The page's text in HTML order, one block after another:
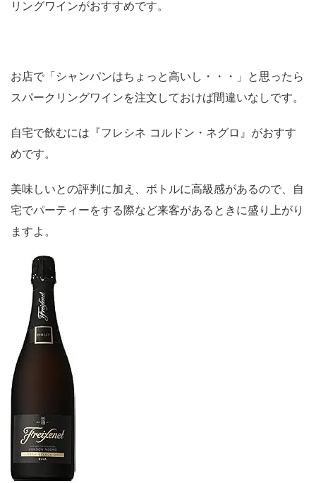
リングワインがおすすめです。
お店で「シャンパンはちょっと高いし・・・」と思ったら
スパークリングワインを注文しておけば間違いなしです。
自宅で飲むには『フレシネ コルドン・ネグロ』がおすす
めです。
美味しいとの評判に加え、ボトルに高級感があるので、自
宅でパーティーをする際など来客があるときに盛り上がり
ますよ。